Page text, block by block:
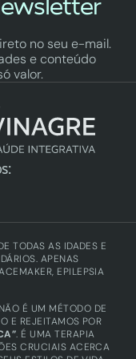
no seu e-mail.
e conteúdo
valor.
TODAS AS IDADES E
APENAS
EPILEPSIA
NÃO É UM MÉTODO DE
E REJEITAMOS POR
. É UMA TERAPIA
CRUCIAIS ACERCA